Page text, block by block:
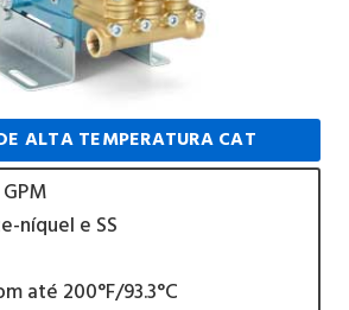
ALTA TEMPERATURA CAT
níquel e SS
até 200°F/93.3°C